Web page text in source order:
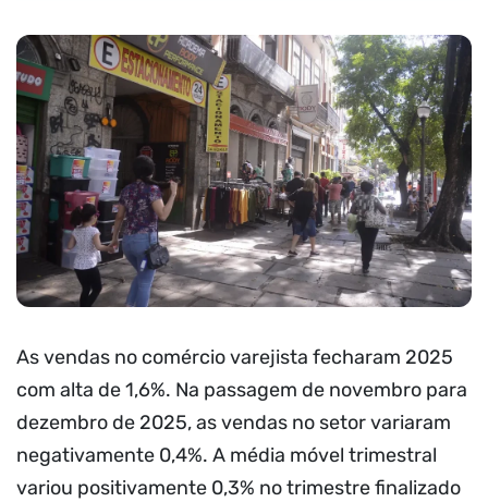
As vendas no comércio varejista fecharam 2025
com alta de 1,6%. Na passagem de novembro para
dezembro de 2025, as vendas no setor variaram
negativamente 0,4%. A média móvel trimestral
variou positivamente 0,3% no trimestre finalizado